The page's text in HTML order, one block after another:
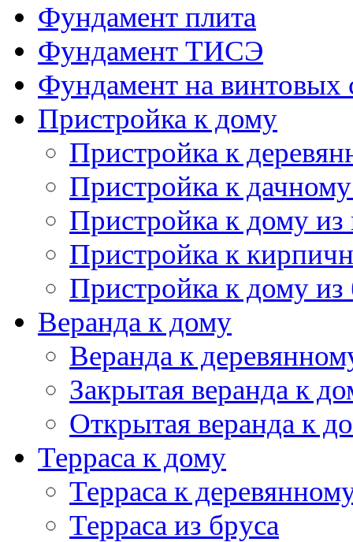
Фундамент плита
Фундамент ТИСЭ
Фундамент на винтовых
Пристройка к дому
Пристройка к
Пристройка к
Пристройка к дому из
Пристройка к
Пристройка к дому из
Веранда к дому
Веранда к
Закрытая веранда к
Открытая веранда к
Терраса к дому
Терраса к
Терраса из бруса